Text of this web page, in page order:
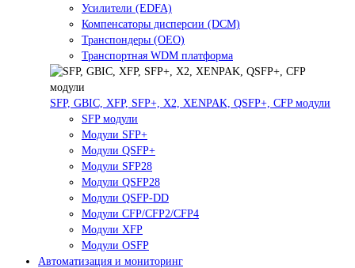
Усилители (EDFA)
Компенсаторы дисперсии (DCM)
Транспондеры (OEO)
Транспортная WDM платформа
SFP, GBIC, XFP, SFP+, X2, XENPAK, QSFP+, CFP модули
SFP модули
Модули SFP+
Модули QSFP+
Модули SFP28
Модули QSFP28
Модули QSFP-DD
Модули CFP/CFP2/CFP4
Модули XFP
Модули OSFP
Автоматизация и мониторинг